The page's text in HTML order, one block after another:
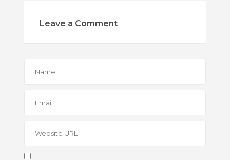
Leave a Comment